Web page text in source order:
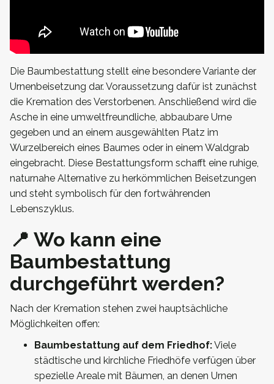
Die Baumbestattung stellt eine besondere Variante der
Urnenbeisetzung dar. Voraussetzung dafür ist zunächst
die Kremation des Verstorbenen. Anschließend wird die
Asche in eine umweltfreundliche, abbaubare Urne
gegeben und an einem ausgewählten Platz im
Wurzelbereich eines Baumes oder in einem Waldgrab
eingebracht. Diese Bestattungsform schafft eine ruhige,
naturnahe Alternative zu herkömmlichen Beisetzungen
und steht symbolisch für den fortwährenden
Lebenszyklus.
📍 Wo kann eine
Baumbestattung
durchgeführt werden?
Nach der Kremation stehen zwei hauptsächliche
Möglichkeiten offen:
Baumbestattung auf dem Friedhof:Viele
städtische und kirchliche Friedhöfe verfügen über
spezielle Areale mit Bäumen, an denen Urnen